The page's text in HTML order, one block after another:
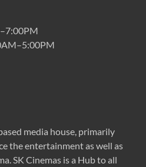
media house, primarily
the entertainment as well as
SK Cinemas is a Hub to all